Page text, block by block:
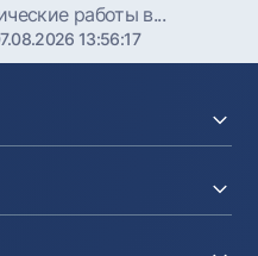
работы в...
13:56:17